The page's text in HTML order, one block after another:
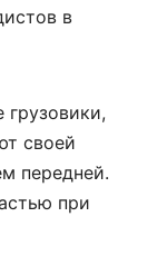
в
своей
передней.
при